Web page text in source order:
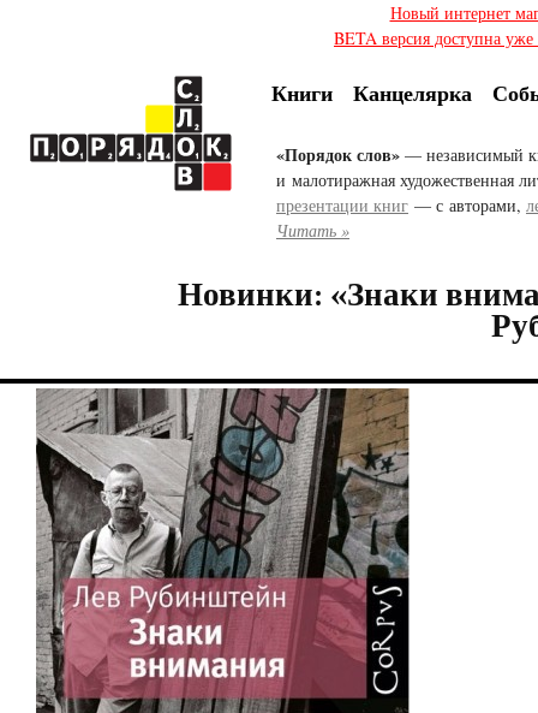
Новый интернет
BETA версия доступна
Книги Канцелярка
«Порядок слов» — независимый
и малотиражная художественная
презентации книг — с авторами,
Читать »
Новинки: «Знаки